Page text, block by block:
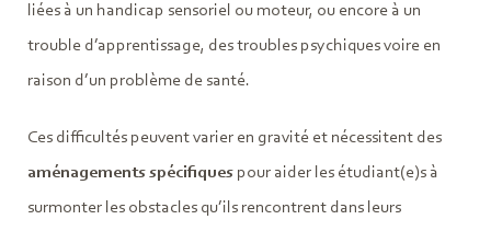
liées à un handicap sensoriel ou moteur, ou encore à un
trouble d’apprentissage, des troubles psychiques voire en
raison d’un problème de santé.
Ces difficultés peuvent varier en gravité et nécessitent des
aménagements spécifiques pour aider les étudiant(e)s à
surmonter les obstacles qu’ils rencontrent dans leurs